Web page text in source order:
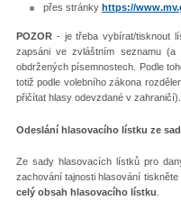
přes stránky https://
POZOR - je třeba vybírat/tisknout
zapsáni ve zvláštním seznamu (a
obdržených písemnostech. Podle
totiž podle volebního zákona
přičítat hlasy odevzdané v zahraničí).
Odeslání hlasovacího lístku ze
Ze sady hlasovacích lístků pro
zachování tajnosti hlasování
celý obsah hlasovacího lístku